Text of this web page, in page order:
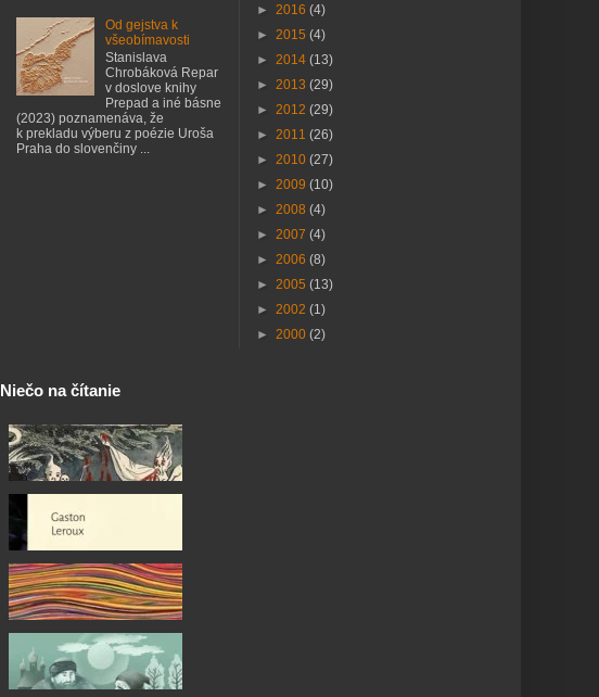
Od gejstva k
všeobímavosti
Stanislava
Chrobáková Repar
v doslove knihy
Prepad a iné básne
(2023) poznamenáva, že
k prekladu výberu z poézie Uroša
Praha do slovenčiny ...
► 2016 (4)
► 2015 (4)
► 2014 (13)
► 2013 (29)
► 2012 (29)
► 2011 (26)
► 2010 (27)
► 2009 (10)
► 2008 (4)
► 2007 (4)
► 2006 (8)
► 2005 (13)
► 2002 (1)
► 2000 (2)
Niečo na čítanie